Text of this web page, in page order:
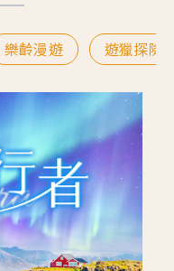
樂齡漫遊 遊獵探險